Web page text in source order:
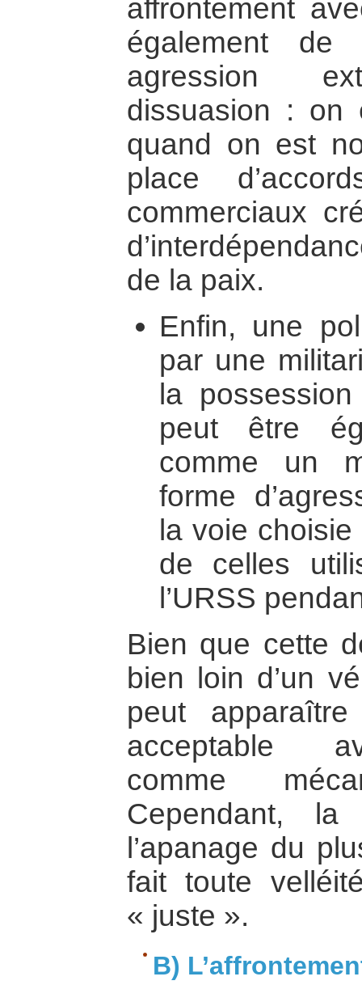
affrontement
également de
agression
dissuasion : on
quand on est
place
commerciaux
de la paix.
Enfin, une
par une
la
peut être
comme un
forme
la voie
de celles
l’URSS
Bien que cette
bien loin d’un
peut
acceptable
comme
Cependant,
l’apanage du
fait toute
« juste ».
B)